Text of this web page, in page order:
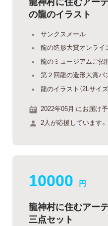
の龍のイラスト
サンクスメール
龍の造形大賞オンライ
龍のミュージアムご招
第２回龍の造形大賞パ
龍のイラスト（2Lサイ
2022年05月 にお届け予
2人が応援しています。
10000 円
龍神村に住むアー
三点セット